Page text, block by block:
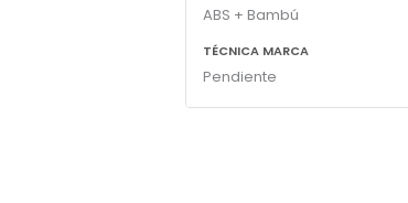
ABS + Bambú
TÉCNICA MARCA
Pendiente